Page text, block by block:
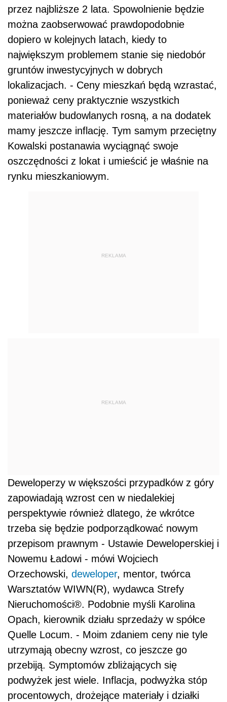
przez najbliższe 2 lata. Spowolnienie będzie
można zaobserwować prawdopodobnie
dopiero w kolejnych latach, kiedy to
największym problemem stanie się niedobór
gruntów inwestycyjnych w dobrych
lokalizacjach. - Ceny mieszkań będą wzrastać,
ponieważ ceny praktycznie wszystkich
materiałów budowlanych rosną, a na dodatek
mamy jeszcze inflację. Tym samym przeciętny
Kowalski postanawia wyciągnąć swoje
oszczędności z lokat i umieścić je właśnie na
rynku mieszkaniowym.
REKLAMA
REKLAMA
Deweloperzy w większości przypadków z góry
zapowiadają wzrost cen w niedalekiej
perspektywie również dlatego, że wkrótce
trzeba się będzie podporządkować nowym
przepisom prawnym - Ustawie Deweloperskiej i
Nowemu Ładowi - mówi Wojciech
Orzechowski, deweloper, mentor, twórca
Warsztatów WIWN(R), wydawca Strefy
Nieruchomości®. Podobnie myśli Karolina
Opach, kierownik działu sprzedaży w spółce
Quelle Locum. - Moim zdaniem ceny nie tyle
utrzymają obecny wzrost, co jeszcze go
przebiją. Symptomów zbliżających się
podwyżek jest wiele. Inflacja, podwyżka stóp
procentowych, drożejące materiały i działki